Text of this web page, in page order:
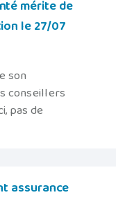
mérite de
le 27/07
son
conseillers
pas de
assurance